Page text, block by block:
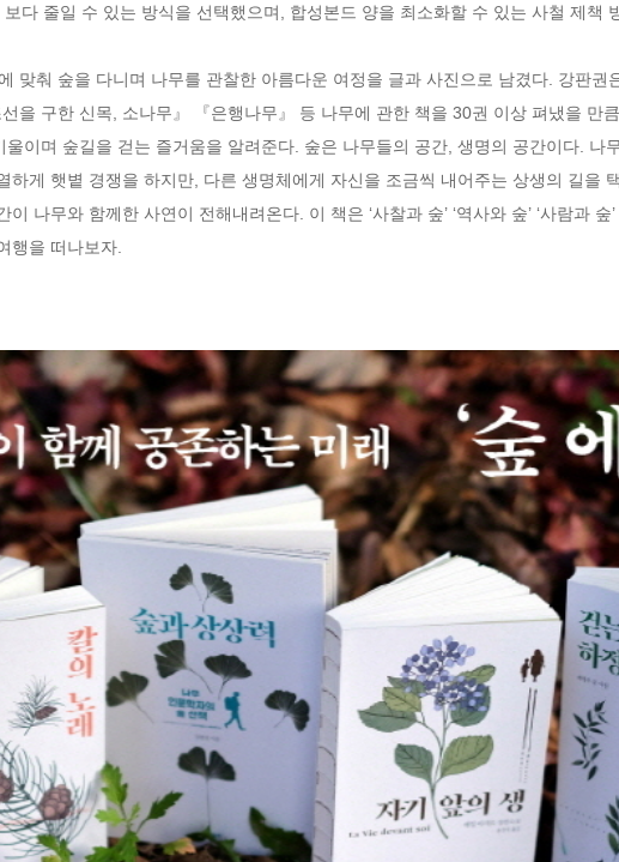
다 줄일 수 있는 방식을 선택했으며, 합성본드 양을 최소화할 수 있는 사철 제책
맞춰 숲을 다니며 나무를 관찰한 아름다운 여정을 글과 사진으로 남겼다. 강판권
선을 구한 신목, 소나무』 『은행나무』 등 나무에 관한 책을 30권 이상 펴냈을 만
이며 숲길을 걷는 즐거움을 알려준다. 숲은 나무들의 공간, 생명의 공간이다. 나
하게 햇볕 경쟁을 하지만, 다른 생명체에게 자신을 조금씩 내어주는 상생의 길을
나무와 함께한 사연이 전해내려온다. 이 책은 ‘사찰과 숲’ ‘역사와 숲’ ‘사람과
행을 떠나보자.